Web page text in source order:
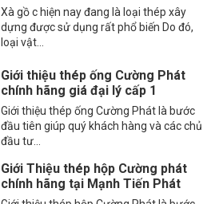
Xà gồ c hiện nay đang là loại thép xây
dựng được sử dụng rất phổ biến Do đó,
loại vật...
Giới thiệu thép ống Cường Phát
chính hãng giá đại lý cấp 1
Giới thiệu thép ống Cường Phát là bước
đầu tiên giúp quý khách hàng và các chủ
đầu tư...
Giới Thiệu thép hộp Cường phát
chính hãng tại Mạnh Tiến Phát